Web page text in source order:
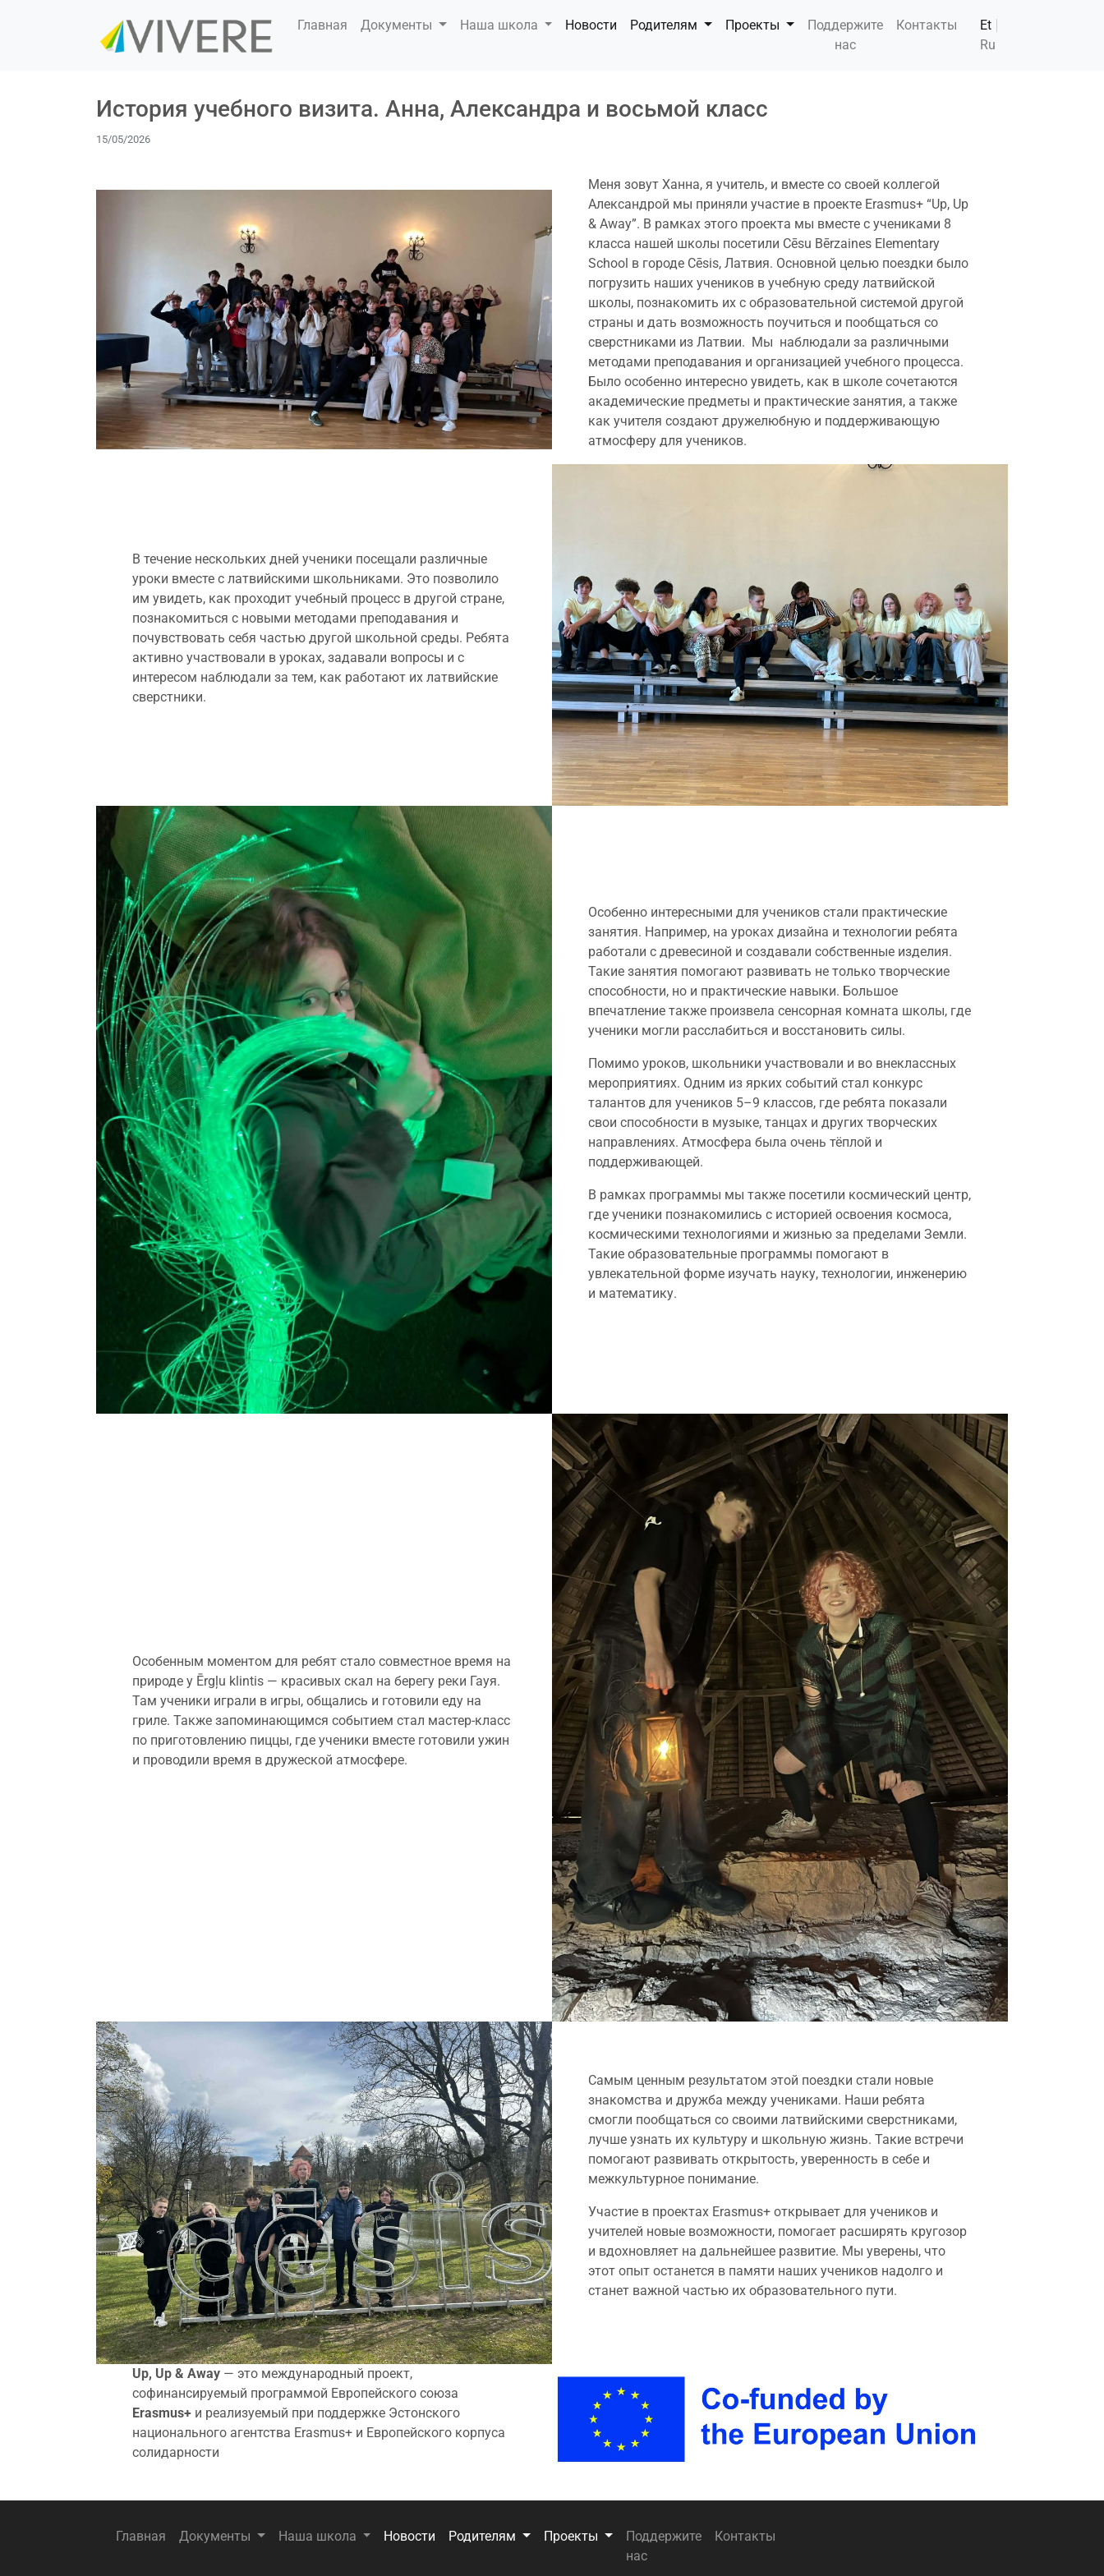
Et
Ru
Главная Документы Наша школа Новости Родителям Проекты
Поддержите
нас
Контакты
История учебного визита. Анна, Александра и восьмой класс
15/05/2026
Меня зовут Ханна, я учитель, и вместе со своей коллегой
Александрой мы приняли участие в проекте Erasmus+ “Up, Up
& Away”. В рамках этого проекта мы вместе с учениками 8
класса нашей школы посетили Cēsu Bērzaines Elementary
School в городе Cēsis, Латвия. Основной целью поездки было
погрузить наших учеников в учебную среду латвийской
школы, познакомить их с образовательной системой другой
страны и дать возможность поучиться и пообщаться со
сверстниками из Латвии. Мы наблюдали за различными
методами преподавания и организацией учебного процесса.
Было особенно интересно увидеть, как в школе сочетаются
академические предметы и практические занятия, а также
как учителя создают дружелюбную и поддерживающую
атмосферу для учеников.
В течение нескольких дней ученики посещали различные
уроки вместе с латвийскими школьниками. Это позволило
им увидеть, как проходит учебный процесс в другой стране,
познакомиться с новыми методами преподавания и
почувствовать себя частью другой школьной среды. Ребята
активно участвовали в уроках, задавали вопросы и с
интересом наблюдали за тем, как работают их латвийские
сверстники.
Особенно интересными для учеников стали практические
занятия. Например, на уроках дизайна и технологии ребята
работали с древесиной и создавали собственные изделия.
Такие занятия помогают развивать не только творческие
способности, но и практические навыки. Большое
впечатление также произвела сенсорная комната школы, где
ученики могли расслабиться и восстановить силы.
Помимо уроков, школьники участвовали и во внеклассных
мероприятиях. Одним из ярких событий стал конкурс
талантов для учеников 5–9 классов, где ребята показали
свои способности в музыке, танцах и других творческих
направлениях. Атмосфера была очень тёплой и
поддерживающей.
В рамках программы мы также посетили космический центр,
где ученики познакомились с историей освоения космоса,
космическими технологиями и жизнью за пределами Земли.
Такие образовательные программы помогают в
увлекательной форме изучать науку, технологии, инженерию
и математику.
Особенным моментом для ребят стало совместное время на
природе у Ērgļu klintis — красивых скал на берегу реки Гауя.
Там ученики играли в игры, общались и готовили еду на
гриле. Также запоминающимся событием стал мастер-класс
по приготовлению пиццы, где ученики вместе готовили ужин
и проводили время в дружеской атмосфере.
Самым ценным результатом этой поездки стали новые
знакомства и дружба между учениками. Наши ребята
смогли пообщаться со своими латвийскими сверстниками,
лучше узнать их культуру и школьную жизнь. Такие встречи
помогают развивать открытость, уверенность в себе и
межкультурное понимание.
Участие в проектах Erasmus+ открывает для учеников и
учителей новые возможности, помогает расширять кругозор
и вдохновляет на дальнейшее развитие. Мы уверены, что
этот опыт останется в памяти наших учеников надолго и
станет важной частью их образовательного пути.
Up, Up & Away — это международный проект,
софинансируемый программой Европейского союза
Erasmus+ и реализуемый при поддержке Эстонского
национального агентства Erasmus+ и Европейского корпуса
солидарности
Главная Документы Наша школа Новости Родителям Проекты
Поддержите
нас
Контакты